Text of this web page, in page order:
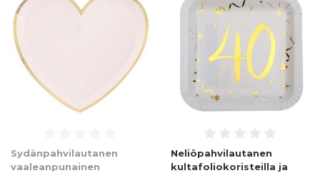
Sydänpahvilautanen
vaaleanpunainen
Neliöpahvilautanen
kultafoliokoristeilla ja